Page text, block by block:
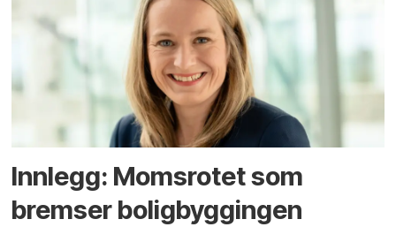
Innlegg: Moms­rotet som
bremser bolig­byggingen